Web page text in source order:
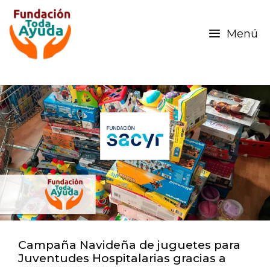
Menú
Campaña Navideña de juguetes para
Juventudes Hospitalarias gracias a